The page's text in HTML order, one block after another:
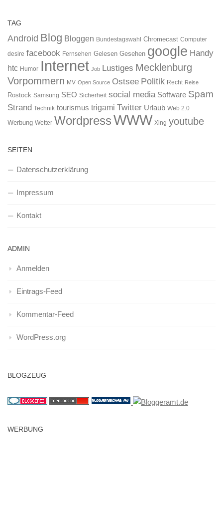
TAG
Android Blog Bloggen Bundestagswahl Chromecast Computer
desire facebook Fernsehen Gelesen Gesehen google Handy
htc Humor Internet Job Lustiges Mecklenburg
Vorpommern MV Open Source Ostsee Politik Recht Reise
Rostock Samsung SEO Sicherheit social media Software Spam
Strand Technik tourismus trigami Twitter Urlaub Web 2.0
Werbung Wetter WordpressWWW Xing youtube
SEITEN
Datenschutzerklärung
Impressum
Kontakt
ADMIN
Anmelden
Eintrags-Feed
Kommentar-Feed
WordPress.org
BLOGZEUG
WERBUNG